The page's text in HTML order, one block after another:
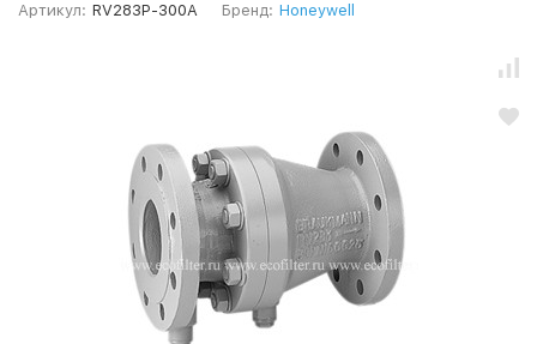
Артикул: RV283P-300A Бренд: Honeywell